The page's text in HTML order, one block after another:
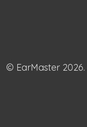
© EarMaster